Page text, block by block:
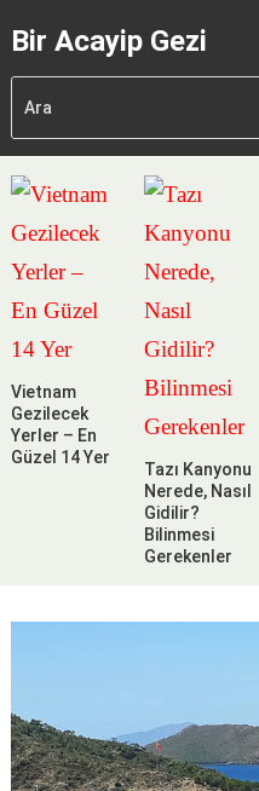
Bir Acayip Gezi
Vietnam
Gezilecek
Yerler – En
Güzel 14 Yer
Tazı Kanyonu
Nerede, Nasıl
Gidilir?
Bilinmesi
Gerekenler